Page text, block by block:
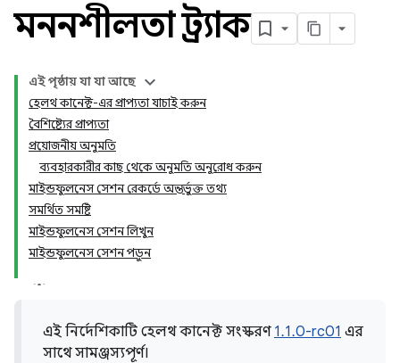
মননশীলতা ট্র্যাক
এই পৃষ্ঠায় যা যা আছে
হেলথ কানেক্ট-এর প্রাপ্যতা যাচাই করুন
বৈশিষ্ট্যের প্রাপ্যতা
প্রয়োজনীয় অনুমতি
ব্যবহারকারীর কাছ থেকে অনুমতি অনুরোধ করুন
মাইন্ডফুলনেস সেশন রেকর্ডে অন্তর্ভুক্ত তথ্য
সমর্থিত সমষ্টি
মাইন্ডফুলনেস সেশন লিখুন
মাইন্ডফুলনেস সেশন পড়ুন
এই নির্দেশিকাটি হেলথ কানেক্ট সংস্করণ 1.1.0-rc01 এর
সাথে সামঞ্জস্যপূর্ণ।